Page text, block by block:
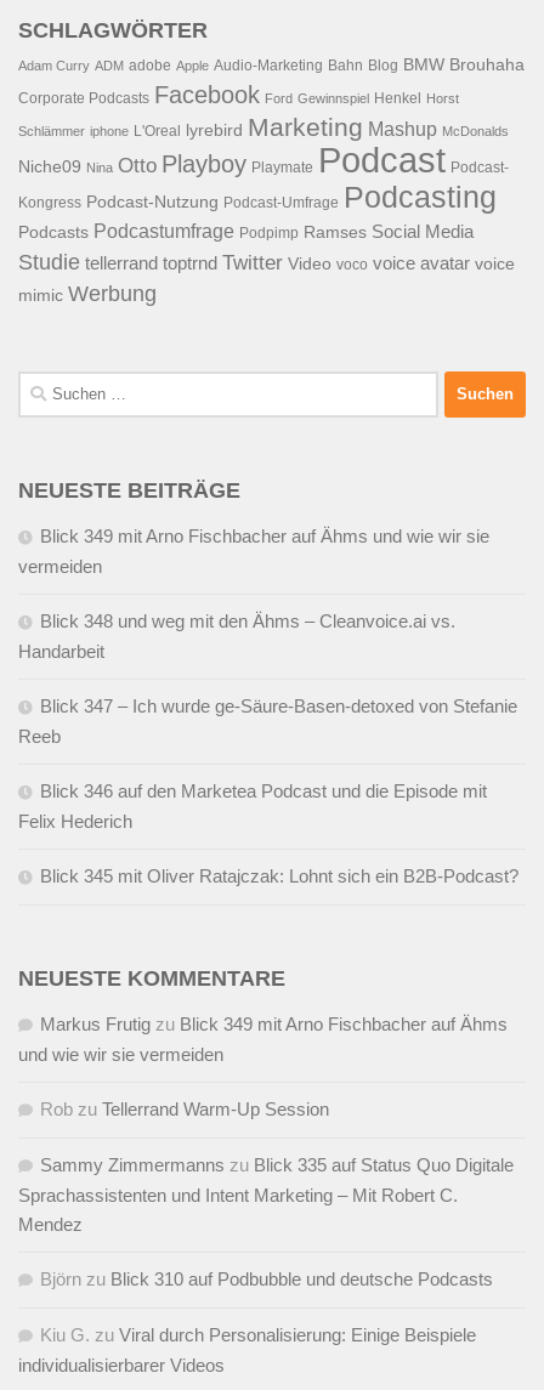
SCHLAGWÖRTER
Adam Curry ADM adobe Apple Audio-Marketing Bahn Blog BMW Brouhaha
Corporate Podcasts Facebook Ford Gewinnspiel Henkel Horst
Schlämmer iphone L'Oreal lyrebird Marketing Mashup McDonalds
Niche09 Nina Otto Playboy Playmate Podcast Podcast-
Kongress Podcast-Nutzung Podcast-Umfrage Podcasting
Podcasts Podcastumfrage Podpimp Ramses Social Media
Studie tellerrand toptrnd Twitter Video voco voice avatar voice
mimic Werbung
Suchen
nach:
NEUESTE BEITRÄGE
Blick 349 mit Arno Fischbacher auf Ähms und wie wir sie
vermeiden
Blick 348 und weg mit den Ähms – Cleanvoice.ai vs.
Handarbeit
Blick 347 – Ich wurde ge-Säure-Basen-detoxed von Stefanie
Reeb
Blick 346 auf den Marketea Podcast und die Episode mit
Felix Hederich
Blick 345 mit Oliver Ratajczak: Lohnt sich ein B2B-Podcast?
NEUESTE KOMMENTARE
Markus Frutig zu Blick 349 mit Arno Fischbacher auf Ähms
und wie wir sie vermeiden
Rob zu Tellerrand Warm-Up Session
Sammy Zimmermanns zu Blick 335 auf Status Quo Digitale
Sprachassistenten und Intent Marketing – Mit Robert C.
Mendez
Björn zu Blick 310 auf Podbubble und deutsche Podcasts
Kiu G. zu Viral durch Personalisierung: Einige Beispiele
individualisierbarer Videos